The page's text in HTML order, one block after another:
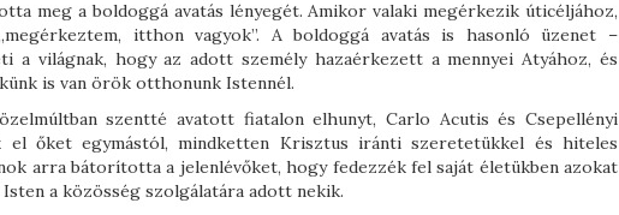
meg a boldoggá avatás lényegét. Amikor valaki megérkezik úticéljához,
itthon vagyok”. A boldoggá avatás is hasonló üzenet –
világnak, hogy az adott személy hazaérkezett a mennyei Atyához, és
is van örök otthonunk Istennél.
szentté avatott fiatalon elhunyt, Carlo Acutis és Csepellényi
el őket egymástól, mindketten Krisztus iránti szeretetükkel és hiteles
arra bátorította a jelenlévőket, hogy fedezzék fel saját életükben azokat
a közösség szolgálatára adott nekik.